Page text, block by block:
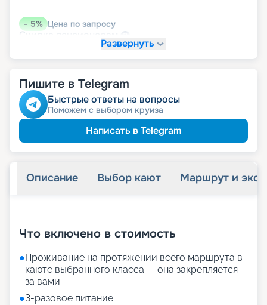
-5% Цена по запросу
Скидка
Развернуть
Пишите в Telegram
Быстрые ответы на вопросы
Поможем с выбором круиза
Написать в Telegram
Описание Выбор кают Маршрут и
Что включено в стоимость
●Проживание на протяжении всего маршрута в
каюте выбранного класса — она закрепляется
за вами
●3-разовое питание